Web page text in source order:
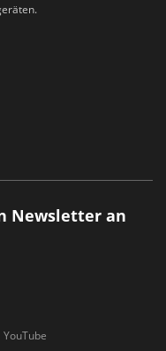
Newsletter an
YouTube